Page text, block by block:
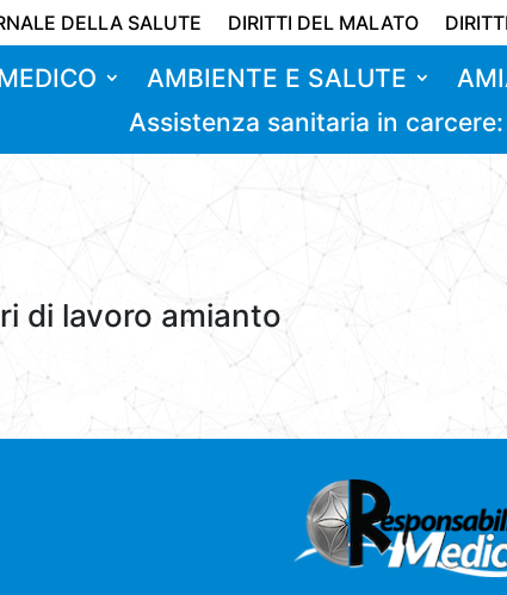
DELLA SALUTE DIRITTI DEL MALATO
AMBIENTE E SALUTE
Assistenza sanitaria in
di lavoro amianto